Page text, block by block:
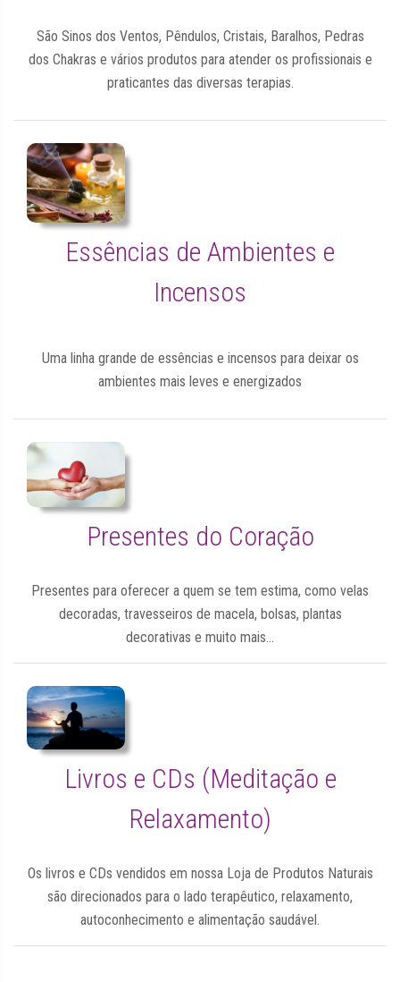
São Sinos dos Ventos, Pêndulos, Cristais, Baralhos, Pedras
dos Chakras e vários produtos para atender os profissionais e
praticantes das diversas terapias.
Essências de Ambientes e
Incensos
Uma linha grande de essências e incensos para deixar os
ambientes mais leves e energizados
Presentes do Coração
Presentes para oferecer a quem se tem estima, como velas
decoradas, travesseiros de macela, bolsas, plantas
decorativas e muito mais...
Livros e CDs (Meditação e
Relaxamento)
Os livros e CDs vendidos em nossa Loja de Produtos Naturais
são direcionados para o lado terapêutico, relaxamento,
autoconhecimento e alimentação saudável.